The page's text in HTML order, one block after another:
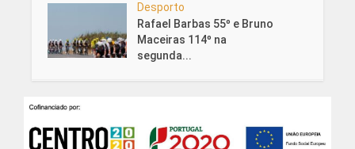
Desporto
Rafael Barbas 55º e Bruno
Maceiras 114º na
segunda...